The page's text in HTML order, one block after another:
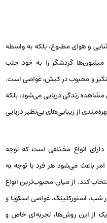
تفریحات دریایی
بسیاری از علاقه‌مندان به
این فعالیت، که ترکیبی از
و آمادگی جسمانی بالایی نیاز
که قبل از تجربه این ورزش،
باد و آب، احساس پرواز بر فراز
به ارمغان می‌آورد. این تفریح،
مناسب برای تماشای زیبایی‌های
که دمای هوا بالا می‌رود، کایت